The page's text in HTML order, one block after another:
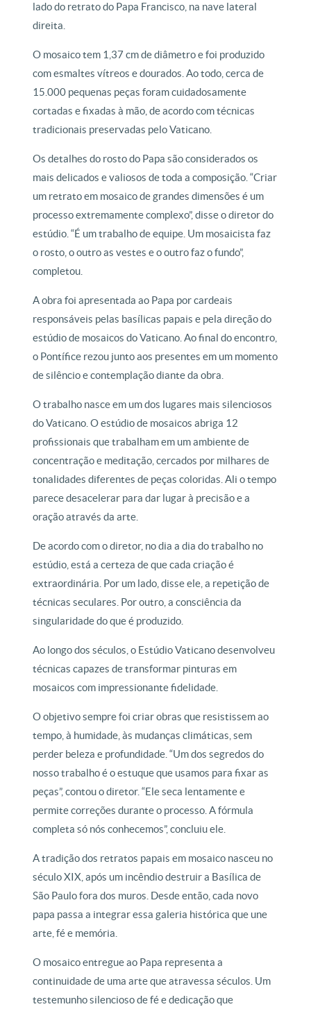
lado do retrato do Papa Francisco, na nave lateral
direita.
O mosaico tem 1,37 cm de diâmetro e foi produzido
com esmaltes vítreos e dourados. Ao todo, cerca de
15.000 pequenas peças foram cuidadosamente
cortadas e fixadas à mão, de acordo com técnicas
tradicionais preservadas pelo Vaticano.
Os detalhes do rosto do Papa são considerados os
mais delicados e valiosos de toda a composição. “Criar
um retrato em mosaico de grandes dimensões é um
processo extremamente complexo”, disse o diretor do
estúdio. “É um trabalho de equipe. Um mosaicista faz
o rosto, o outro as vestes e o outro faz o fundo”,
completou.
A obra foi apresentada ao Papa por cardeais
responsáveis pelas basílicas papais e pela direção do
estúdio de mosaicos do Vaticano. Ao final do encontro,
o Pontífice rezou junto aos presentes em um momento
de silêncio e contemplação diante da obra.
O trabalho nasce em um dos lugares mais silenciosos
do Vaticano. O estúdio de mosaicos abriga 12
profissionais que trabalham em um ambiente de
concentração e meditação, cercados por milhares de
tonalidades diferentes de peças coloridas. Ali o tempo
parece desacelerar para dar lugar à precisão e a
oração através da arte.
De acordo com o diretor, no dia a dia do trabalho no
estúdio, está a certeza de que cada criação é
extraordinária. Por um lado, disse ele, a repetição de
técnicas seculares. Por outro, a consciência da
singularidade do que é produzido.
Ao longo dos séculos, o Estúdio Vaticano desenvolveu
técnicas capazes de transformar pinturas em
mosaicos com impressionante fidelidade.
O objetivo sempre foi criar obras que resistissem ao
tempo, à humidade, às mudanças climáticas, sem
perder beleza e profundidade. “Um dos segredos do
nosso trabalho é o estuque que usamos para fixar as
peças”, contou o diretor. “Ele seca lentamente e
permite correções durante o processo. A fórmula
completa só nós conhecemos”, concluiu ele.
A tradição dos retratos papais em mosaico nasceu no
século XIX, após um incêndio destruir a Basílica de
São Paulo fora dos muros. Desde então, cada novo
papa passa a integrar essa galeria histórica que une
arte, fé e memória.
O mosaico entregue ao Papa representa a
continuidade de uma arte que atravessa séculos. Um
testemunho silencioso de fé e dedicação que